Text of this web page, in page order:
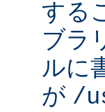
する
ブラ
ルに
が /